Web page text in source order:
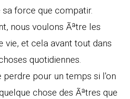
sa force que compatir.
nous voulons Ãªtre les
vie, et cela avant tout dans
quotidiennes.
perdre pour un temps si l'on
chose des Ãªtres que